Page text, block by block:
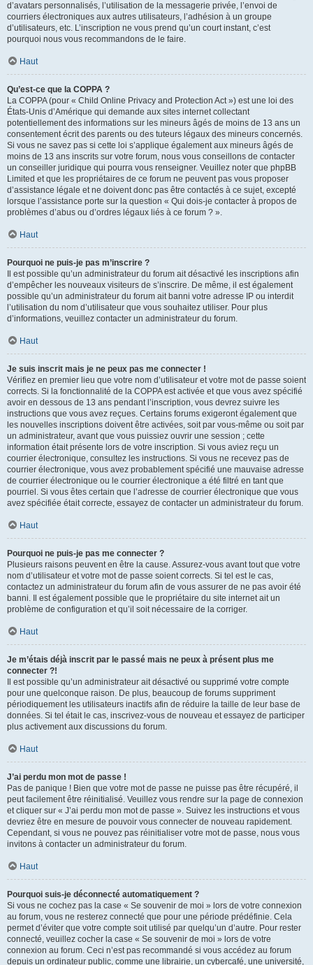
d’avatars personnalisés, l’utilisation de la messagerie privée, l’envoi de
courriers électroniques aux autres utilisateurs, l’adhésion à un groupe
d’utilisateurs, etc. L’inscription ne vous prend qu’un court instant, c’est
pourquoi nous vous recommandons de le faire.
Haut
Qu’est-ce que la COPPA ?
La COPPA (pour « Child Online Privacy and Protection Act ») est une loi des
États-Unis d’Amérique qui demande aux sites internet collectant
potentiellement des informations sur les mineurs âgés de moins de 13 ans un
consentement écrit des parents ou des tuteurs légaux des mineurs concernés.
Si vous ne savez pas si cette loi s’applique également aux mineurs âgés de
moins de 13 ans inscrits sur votre forum, nous vous conseillons de contacter
un conseiller juridique qui pourra vous renseigner. Veuillez noter que phpBB
Limited et que les propriétaires de ce forum ne peuvent pas vous proposer
d’assistance légale et ne doivent donc pas être contactés à ce sujet, excepté
lorsque l’assistance porte sur la question « Qui dois-je contacter à propos de
problèmes d’abus ou d’ordres légaux liés à ce forum ? ».
Haut
Pourquoi ne puis-je pas m’inscrire ?
Il est possible qu’un administrateur du forum ait désactivé les inscriptions afin
d’empêcher les nouveaux visiteurs de s’inscrire. De même, il est également
possible qu’un administrateur du forum ait banni votre adresse IP ou interdit
l’utilisation du nom d’utilisateur que vous souhaitez utiliser. Pour plus
d’informations, veuillez contacter un administrateur du forum.
Haut
Je suis inscrit mais je ne peux pas me connecter !
Vérifiez en premier lieu que votre nom d’utilisateur et votre mot de passe soient
corrects. Si la fonctionnalité de la COPPA est activée et que vous avez spécifié
avoir en dessous de 13 ans pendant l’inscription, vous devrez suivre les
instructions que vous avez reçues. Certains forums exigeront également que
les nouvelles inscriptions doivent être activées, soit par vous-même ou soit par
un administrateur, avant que vous puissiez ouvrir une session ; cette
information était présente lors de votre inscription. Si vous aviez reçu un
courrier électronique, consultez les instructions. Si vous ne recevez pas de
courrier électronique, vous avez probablement spécifié une mauvaise adresse
de courrier électronique ou le courrier électronique a été filtré en tant que
pourriel. Si vous êtes certain que l’adresse de courrier électronique que vous
avez spécifiée était correcte, essayez de contacter un administrateur du forum.
Haut
Pourquoi ne puis-je pas me connecter ?
Plusieurs raisons peuvent en être la cause. Assurez-vous avant tout que votre
nom d’utilisateur et votre mot de passe soient corrects. Si tel est le cas,
contactez un administrateur du forum afin de vous assurer de ne pas avoir été
banni. Il est également possible que le propriétaire du site internet ait un
problème de configuration et qu’il soit nécessaire de la corriger.
Haut
Je m’étais déjà inscrit par le passé mais ne peux à présent plus me
connecter ?!
Il est possible qu’un administrateur ait désactivé ou supprimé votre compte
pour une quelconque raison. De plus, beaucoup de forums suppriment
périodiquement les utilisateurs inactifs afin de réduire la taille de leur base de
données. Si tel était le cas, inscrivez-vous de nouveau et essayez de participer
plus activement aux discussions du forum.
Haut
J’ai perdu mon mot de passe !
Pas de panique ! Bien que votre mot de passe ne puisse pas être récupéré, il
peut facilement être réinitialisé. Veuillez vous rendre sur la page de connexion
et cliquer sur « J’ai perdu mon mot de passe ». Suivez les instructions et vous
devriez être en mesure de pouvoir vous connecter de nouveau rapidement.
Cependant, si vous ne pouvez pas réinitialiser votre mot de passe, nous vous
invitons à contacter un administrateur du forum.
Haut
Pourquoi suis-je déconnecté automatiquement ?
Si vous ne cochez pas la case « Se souvenir de moi » lors de votre connexion
au forum, vous ne resterez connecté que pour une période prédéfinie. Cela
permet d’éviter que votre compte soit utilisé par quelqu’un d’autre. Pour rester
connecté, veuillez cocher la case « Se souvenir de moi » lors de votre
connexion au forum. Ceci n’est pas recommandé si vous accédez au forum
depuis un ordinateur public, comme une librairie, un cybercafé, une université,